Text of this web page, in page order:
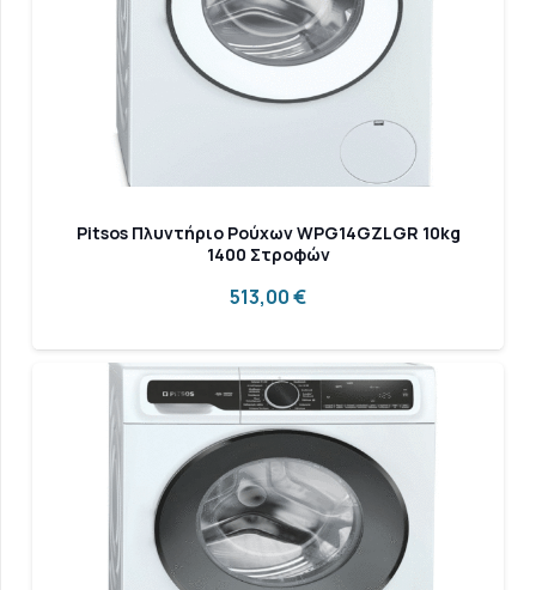
Pitsos Πλυντήριο Ρούχων WPG14GZLGR 10kg
1400 Στροφών
513,00€